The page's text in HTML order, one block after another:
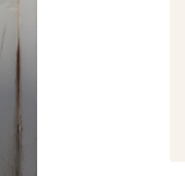
в дикой
и физическим
как основа
команд